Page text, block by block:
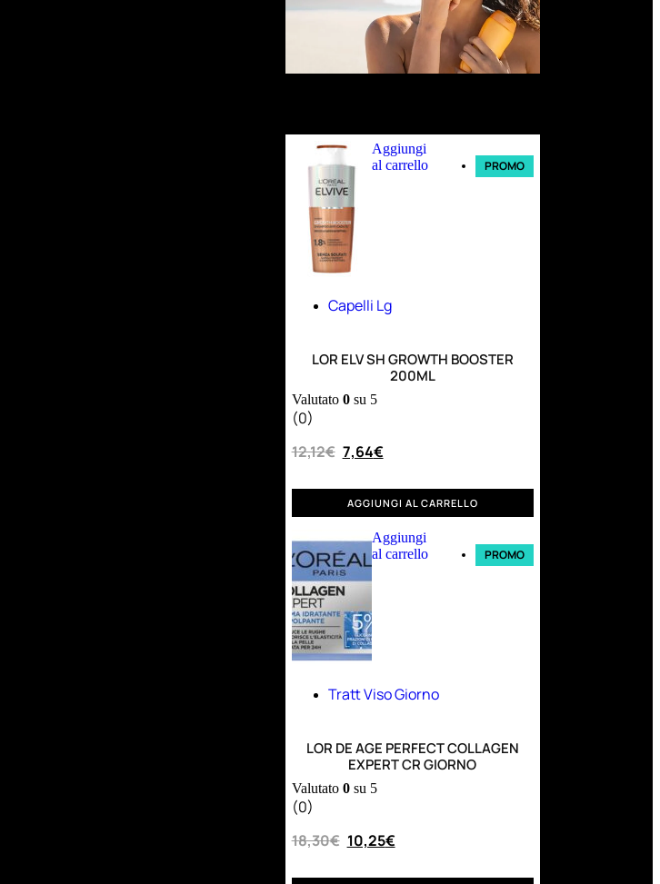
Aggiungi
al carrello
PROMO
Capelli Lg
LOR ELV SH GROWTH BOOSTER
200ML
Valutato 0su 5
(0)
12,12€ 7,64€
AGGIUNGI AL CARRELLO
Aggiungi
al carrello
PROMO
Tratt Viso Giorno
LOR DE AGE PERFECT COLLAGEN
EXPERT CR GIORNO
Valutato 0su 5
(0)
18,30€ 10,25€